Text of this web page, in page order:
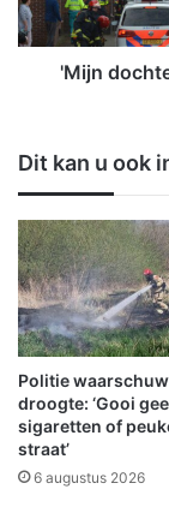
e
b
w
e
e
r
s
l
a
n
g
e
n
c
h
i
n
g
d
o
u
c
h
e
n
,
e
n
'Mijn
Dit kan u ook
Politie
droogte: ‘Gooi
sigaretten of
straat’
6 augustus 2026